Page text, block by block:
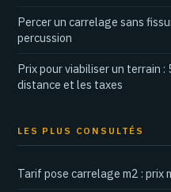
Percer un carrelage sans
percussion
Prix pour viabiliser un terrain
distance et les taxes
LES PLUS CONSULTÉS
Tarif pose carrelage m2 : prix